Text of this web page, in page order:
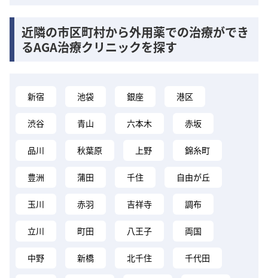
近隣の市区町村から外用薬での治療ができ
るAGA治療クリニックを探す
新宿 池袋 銀座 港区
渋谷 青山 六本木 赤坂
品川 秋葉原 上野 錦糸町
豊洲 蒲田 千住 自由が丘
玉川 赤羽 吉祥寺 調布
立川 町田 八王子 両国
中野 新橋 北千住 千代田